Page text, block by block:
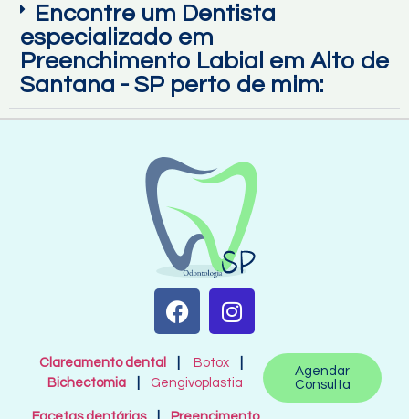
Encontre um Dentista
especializado em
Preenchimento Labial em Alto de
Santana - SP perto de mim:
Clareamento dental Botox
Bichectomia
Gengivoplastia
Agendar
Consulta